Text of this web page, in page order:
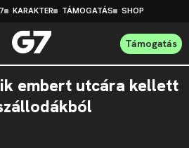
KARAKTER TÁMOGATÁS SHOP
Támogatás
embert utcára kellett